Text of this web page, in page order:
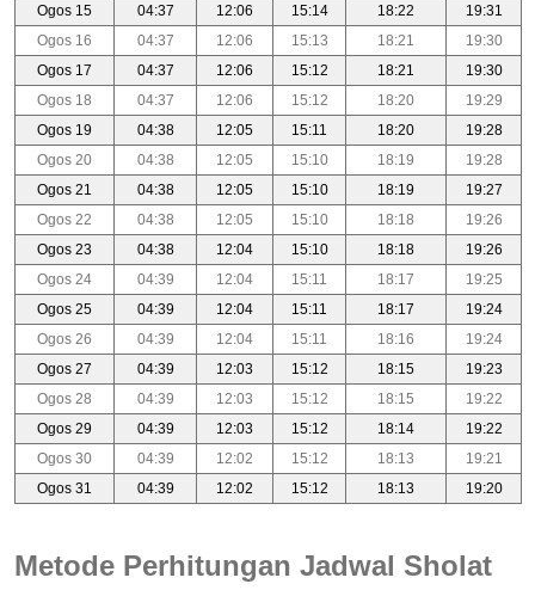
Ogos 15
04:37 12:06 15:14 18:22
19:31
Ogos 16
04:37 12:06 15:13 18:21
19:30
Ogos 17
04:37 12:06 15:12 18:21
19:30
Ogos 18
04:37 12:06 15:12 18:20
19:29
Ogos 19
04:38 12:05 15:11 18:20
19:28
Ogos 20
04:38 12:05 15:10 18:19
19:28
Ogos 21
04:38 12:05 15:10 18:19
19:27
Ogos 22
04:38 12:05 15:10 18:18
19:26
Ogos 23
04:38 12:04 15:10 18:18
19:26
Ogos 24
04:39 12:04 15:11 18:17
19:25
Ogos 25
04:39 12:04 15:11 18:17
19:24
Ogos 26
04:39 12:04 15:11 18:16
19:24
Ogos 27
04:39 12:03 15:12 18:15
19:23
Ogos 28
04:39 12:03 15:12 18:15
19:22
Ogos 29
04:39 12:03 15:12 18:14
19:22
Ogos 30
04:39 12:02 15:12 18:13
19:21
Ogos 31
04:39 12:02 15:12 18:13 19:20
Metode Perhitungan Jadwal Sholat